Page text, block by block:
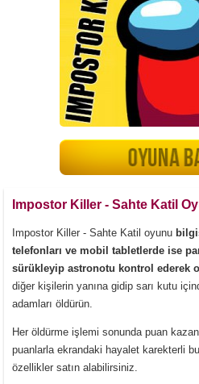
Impostor Killer - Sahte Katil
Impostor Killer - Sahte Katil oyunu
telefonları ve mobil tabletlerde ise
sürükleyip astronotu kontrol ederek
diğer kişilerin yanına gidip sarı kutu
adamları öldürün.
Her öldürme işlemi sonunda puan
puanlarla ekrandaki hayalet karekterli
özellikler satın alabilirsiniz.